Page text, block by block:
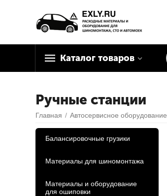
Каталог товаров
Ручные станции
Главная / Автосервисное оборудование
Балансировочные грузики
Материалы для шиномонтажа
Материалы и оборудование
для ошиповки